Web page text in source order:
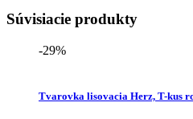
Súvisiacie produkty
-29%
Tvarovka lisovacia Herz, T-kus